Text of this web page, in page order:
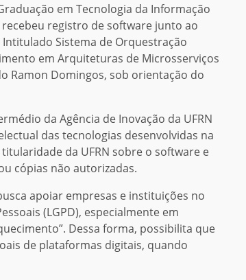
em Tecnologia da Informação
registro de software junto ao
Sistema de Orquestração
em Arquiteturas de Microsserviços
Ramon Domingos, sob orientação do
da Agência de Inovação da UFRN
das tecnologias desenvolvidas na
da UFRN sobre o software e
cópias não autorizadas.
apoiar empresas e instituições no
(LGPD), especialmente em
Dessa forma, possibilita que
de plataformas digitais, quando